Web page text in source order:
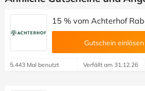
15 % vom Achterhof
Gutschein einlösen
5.443 Mal benutzt Verfällt am 31.12.26